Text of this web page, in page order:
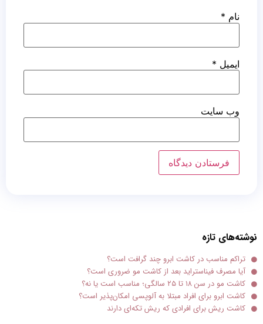
نام *
ایمیل *
وب‌ سایت
نوشته‌های تازه
تراکم مناسب در کاشت ابرو چند گرافت است؟
آیا مصرف فیناستراید بعد از کاشت مو ضروری است؟
کاشت مو در سن ۱۸ تا ۲۵ سالگی؛ مناسب است یا نه؟
کاشت ابرو برای افراد مبتلا به آلوپسی امکان‌پذیر است؟
کاشت ریش برای افرادی که ریش تکه‌ای دارند